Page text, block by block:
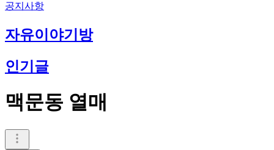
공지사항
자유이야기방
인기글
맥문동 열매